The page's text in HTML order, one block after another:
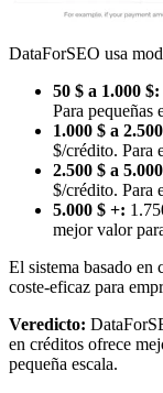
DataForSEO usa
50 $ a 1.000 $:
Para pequeñas
1.000 $ a
$/crédito. Para
2.500 $ a
$/crédito. Para
5.000 $ +:
mejor valor
El sistema basado en
coste-eficaz para
Veredicto:
en créditos ofrece
pequeña escala.